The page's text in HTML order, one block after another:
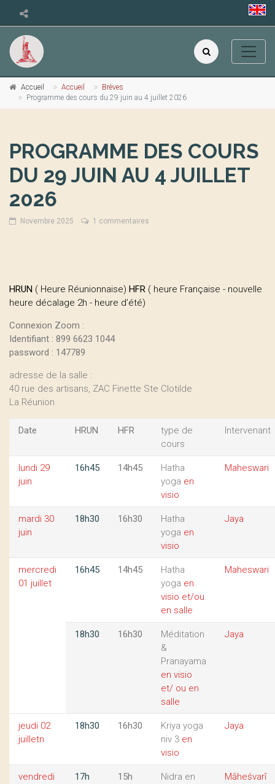
Accueil Accueil
Brèves
Programme des cours du 29 juin au 4 juillet 2026
PROGRAMME DES COURS
DU 29 JUIN AU 4 JUILLET
2026
Novembre 2025 1 commentaires
HRUN ( Heure Réunionnaise) HFR ( heure Française - nouvelle
heure décalage 2h - heure d’été)
Connexion Zoom :
Identifiant : 899 6623 1044
password : 147789
adresse de la salle :
40 rue des artisans, ZAC Finette Ste Clotilde
La Réunion
Date HRUN HFR
type de
cours
Intervenant
lundi 29
juin
16h45 14h45
Hatha
yoga en
visio
Maheswari
mardi 30
juin
18h30 16h30
Hatha
yoga en
visio
Jaya
mercredi
01 juillet
16h45 14h45
Hatha
yoga en
visio et/ou
en salle
Maheswari
18h30 16h30
Méditation
&
Pranayama
en visio
et/ ou en
salle
Jaya
jeudi 02
juilletn
18h30 16h30
Kriya yoga
niv 3 en
visio
Jaya
vendredi
17h 15h Nidra en
Māheśvarī